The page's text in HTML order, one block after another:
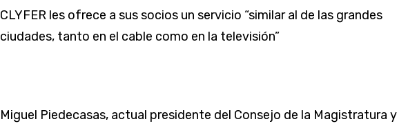
CLYFER les ofrece a sus socios un servicio “similar al de las grandes
ciudades, tanto en el cable como en la televi­sión”
Miguel Piedecasas, actual presidente del Consejo de la Magistratura y